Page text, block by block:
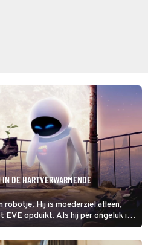
DE HARTVERWARMENDE
robotje. Hij is moederziel alleen,
EVE opduikt. Als hij per ongeluk in
voor hem een spannend